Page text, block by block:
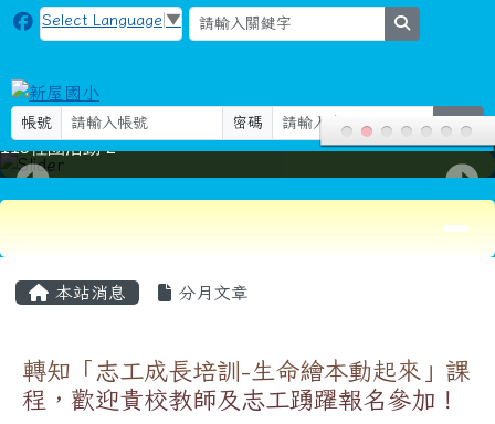
跳至主內容區
新屋國小
Select Language ▼
帳號 密碼 登入
115社團活動-2
本站消息 分月文章
轉知「志工成長培訓-生命繪本動起來」課
程，歡迎貴校教師及志工踴躍報名參加！